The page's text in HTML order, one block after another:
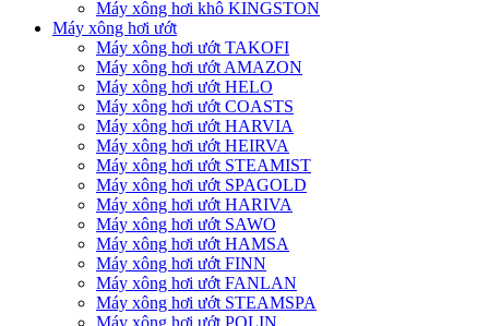
Máy xông hơi khô KINGSTON
Máy xông hơi ướt
Máy xông hơi ướt TAKOFI
Máy xông hơi ướt AMAZON
Máy xông hơi ướt HELO
Máy xông hơi ướt COASTS
Máy xông hơi ướt HARVIA
Máy xông hơi ướt HEIRVA
Máy xông hơi ướt STEAMIST
Máy xông hơi ướt SPAGOLD
Máy xông hơi ướt HARIVA
Máy xông hơi ướt SAWO
Máy xông hơi ướt HAMSA
Máy xông hơi ướt FINN
Máy xông hơi ướt FANLAN
Máy xông hơi ướt STEAMSPA
Máy xông hơi ướt POLIN